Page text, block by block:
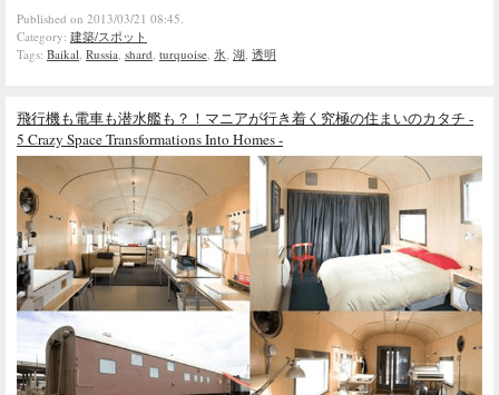
Published on 2013/03/21 08:45.
Category: 建築/スポット
Tags: Baikal Russia shard turquoise 氷 湖 透明
飛行機も電車も潜水艦も？！マニアが行き着く究極の住まいのカタチ -
5 Crazy Space Transformations Into Homes -